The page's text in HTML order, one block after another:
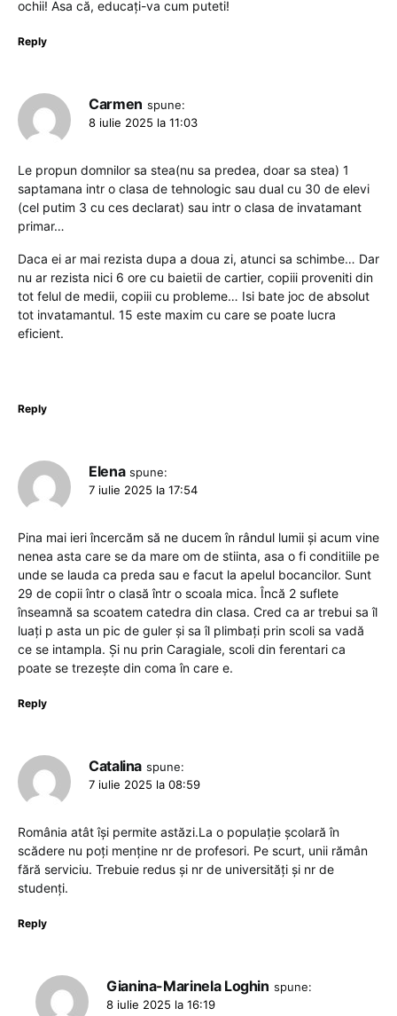
ochii! Asa că, educați-va cum puteti!
Reply
Carmen spune:
8 iulie 2025 la 11:03
Le propun domnilor sa stea(nu sa predea, doar sa stea) 1
saptamana intr o clasa de tehnologic sau dual cu 30 de elevi
(cel putim 3 cu ces declarat) sau intr o clasa de invatamant
primar…
Daca ei ar mai rezista dupa a doua zi, atunci sa schimbe… Dar
nu ar rezista nici 6 ore cu baietii de cartier, copiii proveniti din
tot felul de medii, copiii cu probleme… Isi bate joc de absolut
tot invatamantul. 15 este maxim cu care se poate lucra
eficient.
Reply
Elena spune:
7 iulie 2025 la 17:54
Pina mai ieri încercăm să ne ducem în rândul lumii și acum vine
nenea asta care se da mare om de stiinta, asa o fi conditiile pe
unde se lauda ca preda sau e facut la apelul bocancilor. Sunt
29 de copii într o clasă într o scoala mica. Încă 2 suflete
înseamnă sa scoatem catedra din clasa. Cred ca ar trebui sa îl
luați p asta un pic de guler și sa îl plimbați prin scoli sa vadă
ce se intampla. Și nu prin Caragiale, scoli din ferentari ca
poate se trezește din coma în care e.
Reply
Catalina spune:
7 iulie 2025 la 08:59
România atât își permite astăzi.La o populație școlară în
scădere nu poți menține nr de profesori. Pe scurt, unii rămân
fără serviciu. Trebuie redus și nr de universități și nr de
studenți.
Reply
Gianina-Marinela Loghin spune:
8 iulie 2025 la 16:19